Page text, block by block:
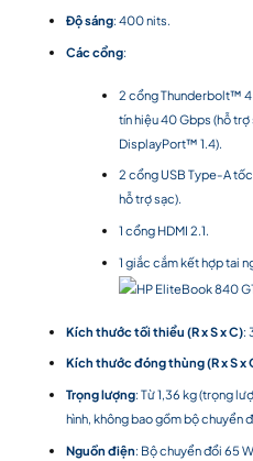
Độ sáng: 400 nits.
Các cổng:
2 cổng Thunderbolt™
tín hiệu 40 Gbps (hỗ trợ
DisplayPort™ 1.4).
2 cổng USB Type-A
hỗ trợ sạc).
1 cổng HDMI 2.1.
1 giắc cắm kết hợp tai
Kích thước tối thiểu (R x S x C):
Kích thước đóng thùng (R x S x
Trọng lượng: Từ 1,36 kg (trọng
hình, không bao gồm bộ chuyển
Nguồn điện: Bộ chuyển đổi 65